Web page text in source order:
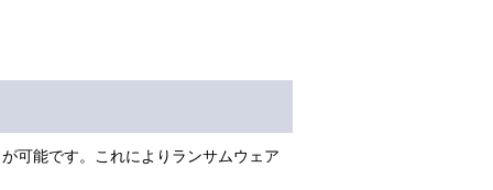
可能です。これによりランサムウェア